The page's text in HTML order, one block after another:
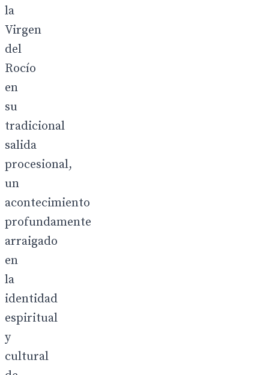
la
Virgen
del
Rocío
en
su
tradicional
salida
procesional,
un
acontecimiento
profundamente
arraigado
en
la
identidad
espiritual
y
cultural